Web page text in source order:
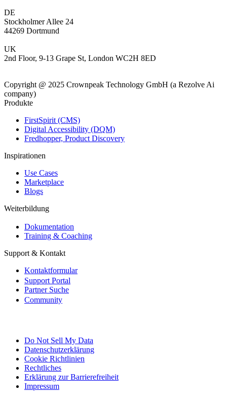
DE
Stockholmer Allee 24
44269 Dortmund
UK
2nd Floor, 9-13 Grape St, London WC2H 8ED
Copyright @ 2025 Crownpeak Technology GmbH (a Rezolve Ai
company)
Produkte
FirstSpirit (CMS)
Digital Accessibility (DQM)
Fredhopper, Product Discovery
Inspirationen
Use Cases
Marketplace
Blogs
Weiterbildung
Dokumentation
Training & Coaching
Support & Kontakt
Kontaktformular
Support Portal
Partner Suche
Community
Do Not Sell My Data
Datenschutzerklärung
Cookie Richtlinien
Rechtliches
Erklärung zur Barrierefreiheit
Impressum